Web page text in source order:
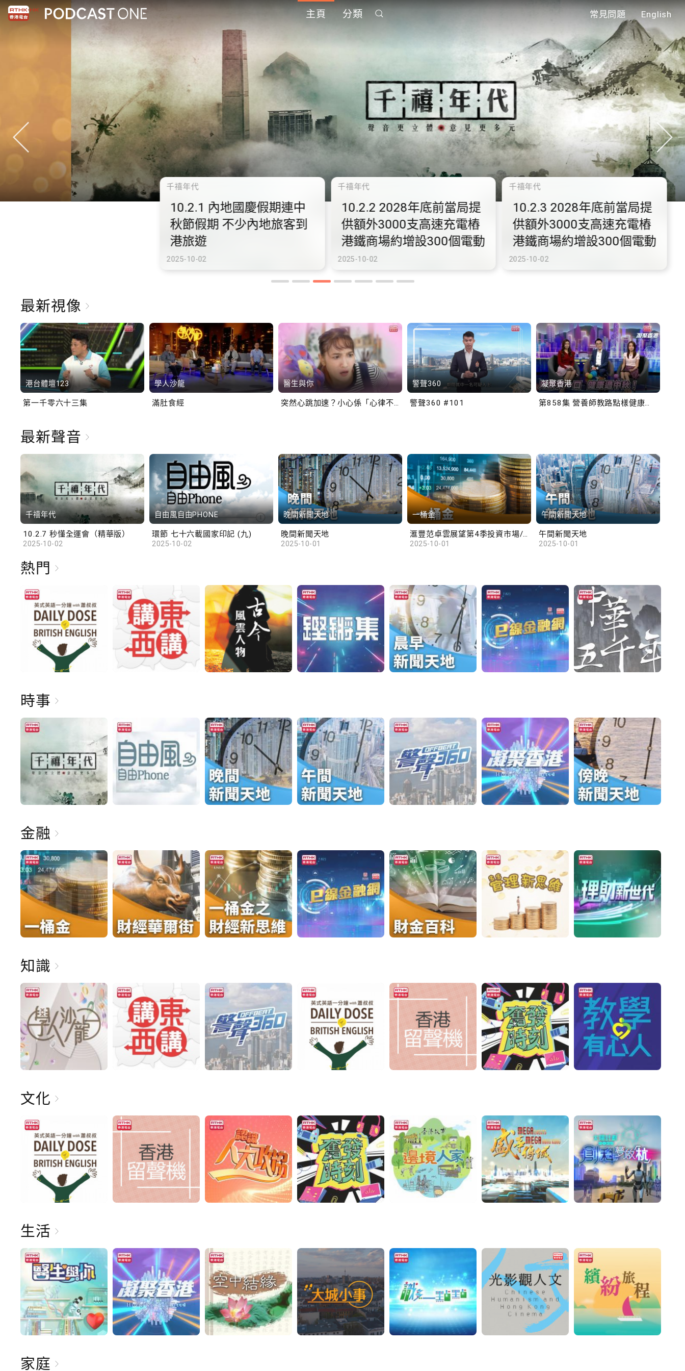
主頁 分類 常見問題 English
千禧年代
10.2.1 內地國慶假期連中
秋節假期 不少內地旅客到
10.2.2 2028年底前當局提
供額外3000支高速充電樁
港鐵商場約增設300個電動
10.2.3 2028年底前當局提
供額外3000支高速充電樁
港鐵商場約增設300個電動
最新視像
港台體壇123
第一千零六十三集
學人沙龍
滿肚食經
醫生與你 警聲360
警聲360 #101
凝聚香港
最新聲音
千禧年代
10.2.7 秒懂全運會（精華版）
2025-10-02
自由風自由PHONE
環節 七十六載國家印記 (九)
2025-10-02
晚間新聞天地
晚間新聞天地
2025-10-01
一桶金
2025-10-01
午間新聞天地
午間新聞天地
2025-10-01
熱門
時事
金融
知識
文化
生活
家庭